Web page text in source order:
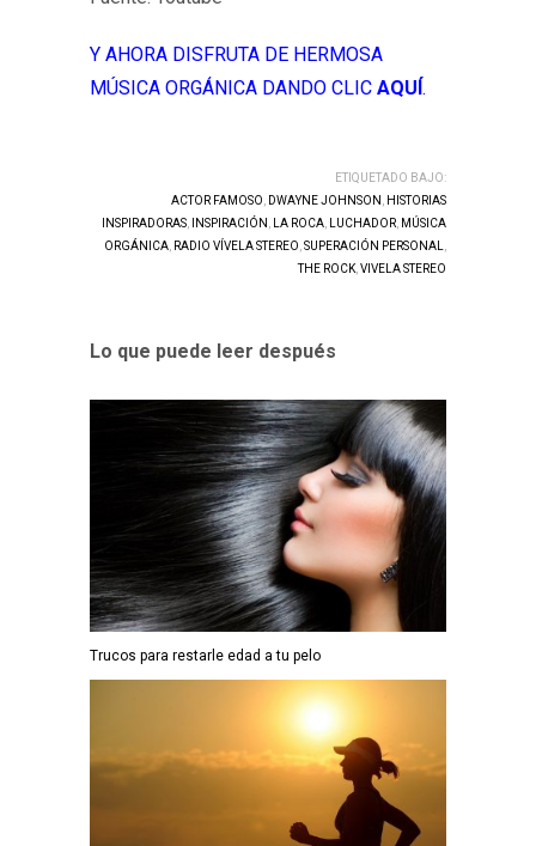
Y AHORA DISFRUTA DE HERMOSA
MÚSICA ORGÁNICA DANDO CLIC AQUÍ .
ETIQUETADO BAJO:
ACTOR FAMOSO, DWAYNE JOHNSON , HISTORIAS
INSPIRADORAS, INSPIRACIÓN , LA ROCA, LUCHADOR, MÚSICA
ORGÁNICA, RADIO VÍVELA STEREO,SUPERACIÓN PERSONAL,
THE ROCK,VIVELA STEREO
Lo que puede leer después
Trucos para restarle edad a tu pelo